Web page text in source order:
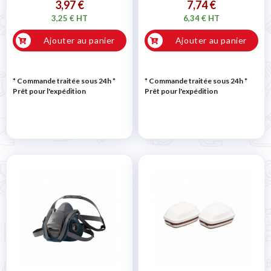
3,97 €
3,25 € HT
Ajouter au panier
* Commande traitée sous 24h*
Prêt pour l'expédition
7,74 €
6,34 € HT
Ajouter au panier
* Commande traitée sous 24h*
Prêt pour l'expédition